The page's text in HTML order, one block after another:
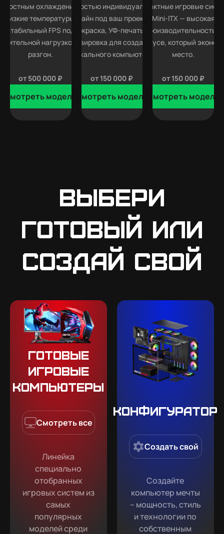
охлаждением —
низкие температуры,
стабильный FPS под
длительной нагрузкой и
разгон.
от 500 000 ₽
Смотреть модели
Полностью индивидуальный
дизайн под ваш проект —
покраска, УФ-печать и
гравировка для создания
уникального компьютера.
от 150 000 ₽
Смотреть модели
Компактные игровые
Mini-ITX — высокая
производительность в
корпусе, который
место.
от 150 000 ₽
Смотреть модели
Выбери
готовый или
создай свой
Готовые
игровые
компьютеры
Смотреть все
Линейка
специально
отобранных
игровых систем из
самых
популярных
моделей среди
Конфигуратор
Создать свой
Создайте
компьютер мечты
– мощность, стиль
и технологии по
собственным